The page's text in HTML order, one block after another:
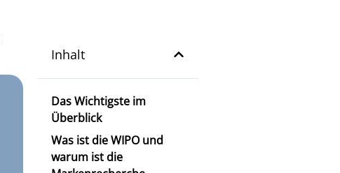
Inhalt
Das Wichtigste im
Überblick
Was ist die WIPO und
warum ist die